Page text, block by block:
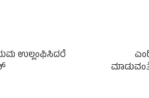
ಉಲ್ಲಂಘಿಸಿದರೆ